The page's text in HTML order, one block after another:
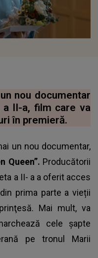
nou documentar
a II-a, film care va
în premieră.
un nou documentar,
Queen”. Producătorii
a II- a a oferit acces
prima parte a vieții
Mai mult, va
cele şapte
pe tronul Marii